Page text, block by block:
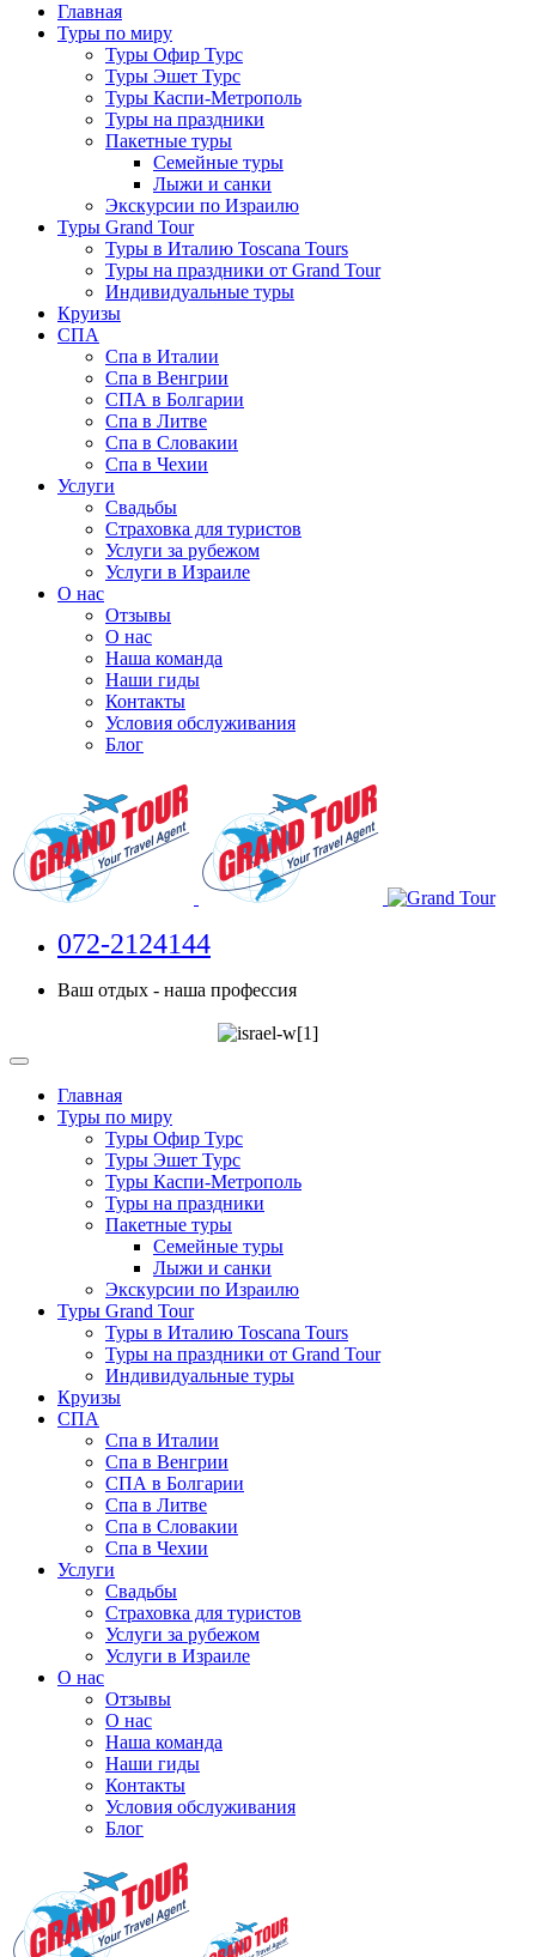
Главная
Туры по миру
Туры Офир Турс
Туры Эшет Турс
Туры Каспи-Метрополь
Туры на праздники
Пакетные туры
Семейные туры
Лыжи и санки
Экскурсии по Израилю
Туры Grand Tour
Туры в Италию Toscana Tours
Туры на праздники от Grand Tour
Индивидуальные туры
Круизы
СПА
Спа в Италии
Спа в Венгрии
СПА в Болгарии
Спа в Литве
Спа в Словакии
Спа в Чехии
Услуги
Свадьбы
Страховка для туристов
Услуги за рубежом
Услуги в Израиле
О нас
Отзывы
О нас
Наша команда
Наши гиды
Контакты
Условия обслуживания
Блог
072-2124144
Ваш отдых - наша профессия
Главная
Туры по миру
Туры Офир Турс
Туры Эшет Турс
Туры Каспи-Метрополь
Туры на праздники
Пакетные туры
Семейные туры
Лыжи и санки
Экскурсии по Израилю
Туры Grand Tour
Туры в Италию Toscana Tours
Туры на праздники от Grand Tour
Индивидуальные туры
Круизы
СПА
Спа в Италии
Спа в Венгрии
СПА в Болгарии
Спа в Литве
Спа в Словакии
Спа в Чехии
Услуги
Свадьбы
Страховка для туристов
Услуги за рубежом
Услуги в Израиле
О нас
Отзывы
О нас
Наша команда
Наши гиды
Контакты
Условия обслуживания
Блог